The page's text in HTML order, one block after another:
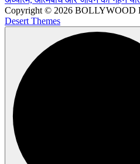
Copyright © 2026 BOLLYWOOD
Desert Themes